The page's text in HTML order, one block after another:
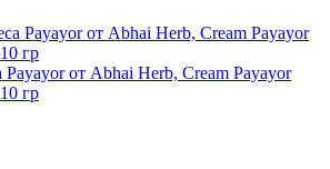
от Abhai Herb, Cream Payayor
гр